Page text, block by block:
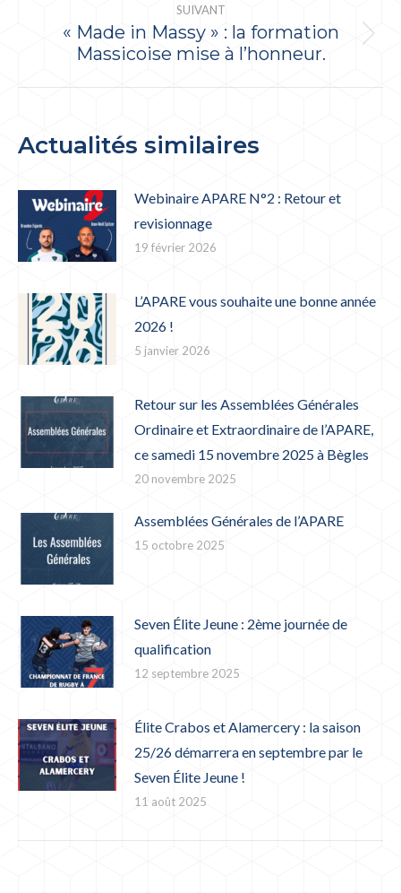
:
SUIVANT
Article
« Made in Massy » : la formation
Massicoise mise à l’honneur.
Actualités similaires
Webinaire APARE N°2 : Retour et
revisionnage
19 février 2026
L’APARE vous souhaite une bonne année
2026 !
5 janvier 2026
Retour sur les Assemblées Générales
Ordinaire et Extraordinaire de l’APARE,
ce samedi 15 novembre 2025 à Bègles
20 novembre 2025
Assemblées Générales de l’APARE
15 octobre 2025
Seven Élite Jeune : 2ème journée de
qualification
12 septembre 2025
Élite Crabos et Alamercery : la saison
25/26 démarrera en septembre par le
Seven Élite Jeune !
11 août 2025